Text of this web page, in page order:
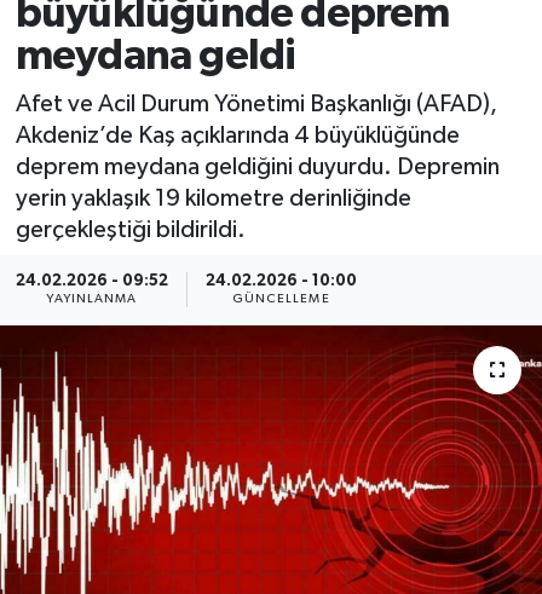
büyüklüğünde deprem
meydana geldi
Afet ve Acil Durum Yönetimi Başkanlığı (AFAD),
Akdeniz’de Kaş açıklarında 4 büyüklüğünde
deprem meydana geldiğini duyurdu. Depremin
yerin yaklaşık 19 kilometre derinliğinde
gerçekleştiği bildirildi.
24.02.2026 - 09:52
YAYINLANMA
24.02.2026 - 10:00
GÜNCELLEME
Siyaset
Spor
Yaşam
Haber Arşivi